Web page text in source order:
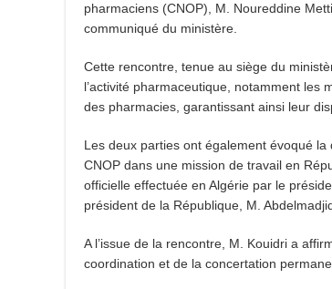
pharmaciens (CNOP), M. Noureddine
communiqué du ministère.
Cette rencontre, tenue au siège du
l’activité pharmaceutique, notamment les
des pharmacies, garantissant ainsi leur
Les deux parties ont également évoqué la
CNOP dans une mission de travail en
officielle effectuée en Algérie par le
président de la République, M.
A l’issue de la rencontre, M. Kouidri a
coordination et de la concertation